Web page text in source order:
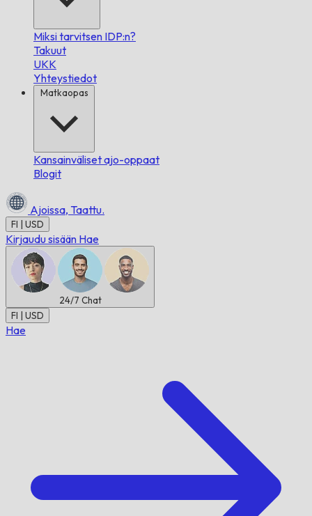
Miksi tarvitsen IDP:n?
Takuut
UKK
Yhteystiedot
Matkaopas
Kansainväliset ajo-oppaat
Blogit
Ajoissa, Taattu.
FI | USD
Kirjaudu sisään Hae
24/7 Chat
FI | USD
Hae